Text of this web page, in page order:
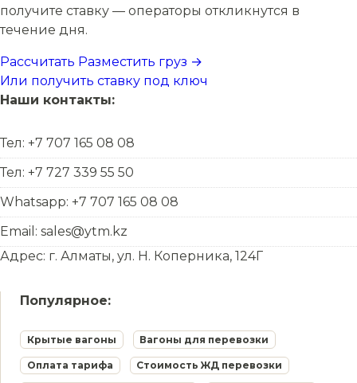
получите ставку — операторы откликнутся в
течение дня.
Рассчитать Разместить груз →
Или получить ставку под ключ
Наши контакты:
Тел: +7 707 165 08 08
Тел: +7 727 339 55 50
Whatsapp: +7 707 165 08 08
Email: sales@ytm.kz
Адрес: г. Алматы, ул. Н. Коперника, 124Г
Популярное:
Крытые вагоны Вагоны для перевозки
Оплата тарифа Стоимость ЖД перевозки